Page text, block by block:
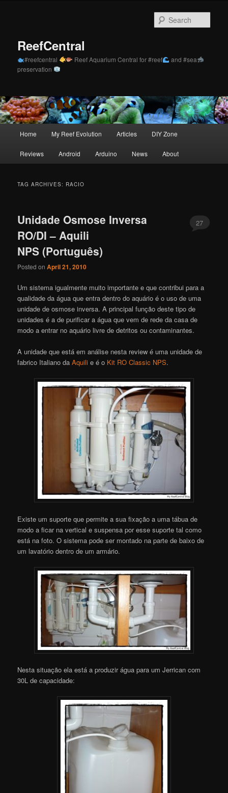
ReefCentral
#reefcentral Reef Aquarium Central for #reef
and #sea
preservation
Home My Reef Evolution Articles DIY Zone
Reviews Android Arduino News About
TAG ARCHIVES: RACIO
Unidade Osmose Inversa
RO/DI – Aquili
NPS (Português)
Posted onApril 21, 2010
27
Um sistema igualmente muito importante e que contribui para a
qualidade da água que entra dentro do aquário é o uso de uma
unidade de osmose inversa. A principal função deste tipo de
unidades é a de purificar a água que vem de rede da casa de
modo a entrar no aquário livre de detritos ou contaminantes.
A unidade que está em análise nesta review é uma unidade de
fabrico Italiano daAquili e é o Kit RO Classic NPS.
Existe um suporte que permite a sua fixação a uma tábua de
modo a ficar na vertical e suspensa por esse suporte tal como
está na foto. O sistema pode ser montado na parte de baixo de
um lavatório dentro de um armário.
Nesta situação ela está a produzir água para um Jerrican com
30L de capacidade: